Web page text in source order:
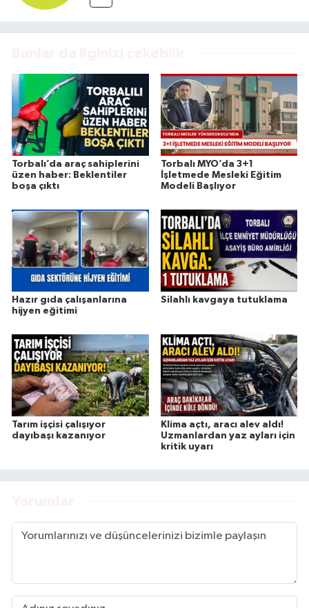
Torbalı’da araç sahiplerini
üzen haber: Beklentiler
boşa çıktı
Torbalı MYO’da 3+1
İşletmede Mesleki Eğitim
Modeli Başlıyor
Hazır gıda çalışanlarına
hijyen eğitimi
Silahlı kavgaya tutuklama
Tarım işçisi çalışıyor
dayıbaşı kazanıyor
Klima açtı, aracı alev aldı!
Uzmanlardan yaz ayları için
kritik uyarı